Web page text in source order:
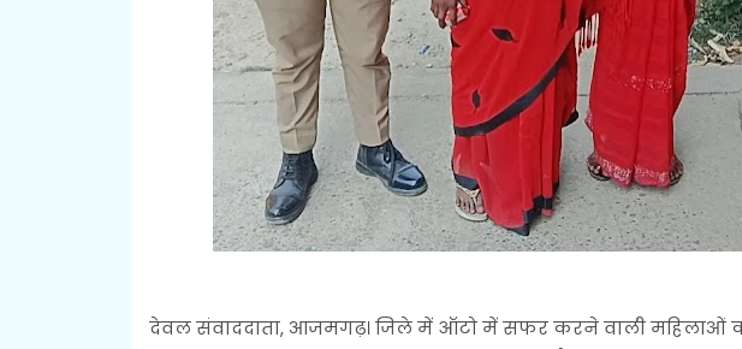
देवल संवाददाता, आजमगढ़। जिले में ऑटो में सफर करने वाली महिलाओं